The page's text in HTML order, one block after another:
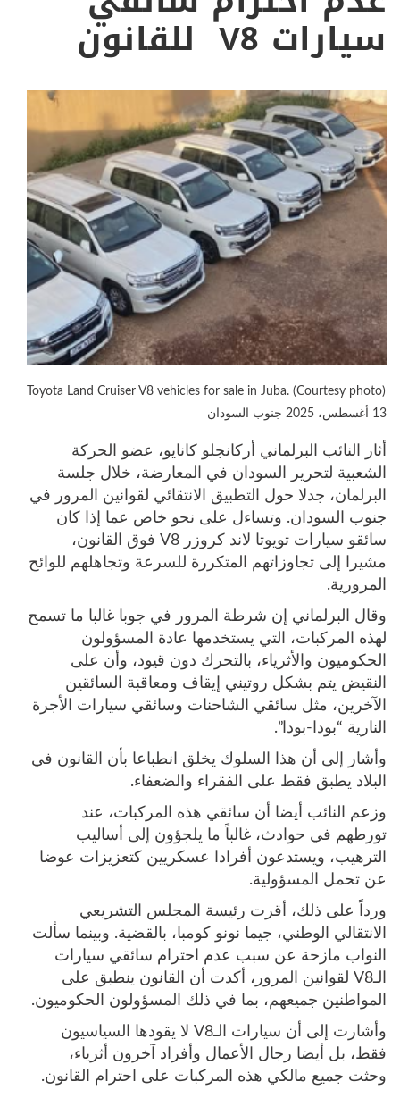
سيارات V8 للقانون
Toyota Land Cruiser V8 vehicles for sale in Juba. (Courtesy photo)
13 أغسطس، 2025
جنوب السودان
أثار النائب البرلماني أركانجلو كانايو، عضو الحركة
الشعبية لتحرير السودان في المعارضة، خلال جلسة
البرلمان، جدلا حول التطبيق الانتقائي لقوانين المرور في
جنوب السودان. وتساءل على نحو خاص عما إذا كان
سائقو سيارات تويوتا لاند كروزر V8 فوق القانون،
مشيرا إلى تجاوزاتهم المتكررة للسرعة وتجاهلهم للوائح
المرورية.
وقال البرلماني إن شرطة المرور في جوبا غالبا ما تسمح
لهذه المركبات، التي يستخدمها عادة المسؤولون
الحكوميون والأثرياء، بالتحرك دون قيود، وأن على
النقيض يتم بشكل روتيني إيقاف ومعاقبة السائقين
الآخرين، مثل سائقي الشاحنات وسائقي سيارات الأجرة
النارية “بودا-بودا”.
وأشار إلى أن هذا السلوك يخلق انطباعا بأن القانون في
البلاد يطبق فقط على الفقراء والضعفاء.
وزعم النائب أيضا أن سائقي هذه المركبات، عند
تورطهم في حوادث، غالباً ما يلجؤون إلى أساليب
الترهيب، ويستدعون أفرادا عسكريين كتعزيزات عوضا
عن تحمل المسؤولية.
ورداً على ذلك، أقرت رئيسة المجلس التشريعي
الانتقالي الوطني، جيما نونو كومبا، بالقضية. وبينما سألت
النواب مازحة عن سبب عدم احترام سائقي سيارات
الـV8 لقوانين المرور، أكدت أن القانون ينطبق على
المواطنين جميعهم، بما في ذلك المسؤولون الحكوميون.
وأشارت إلى أن سيارات الـV8 لا يقودها السياسيون
فقط، بل أيضا رجال الأعمال وأفراد آخرون أثرياء،
وحثت جميع مالكي هذه المركبات على احترام القانون.